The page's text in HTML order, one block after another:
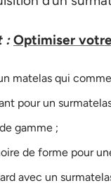
: Optimiser
matelas qui
pour un
gamme ;
de forme pour
avec un